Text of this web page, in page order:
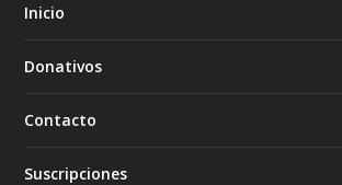
Inicio
Donativos
Contacto
Suscripciones